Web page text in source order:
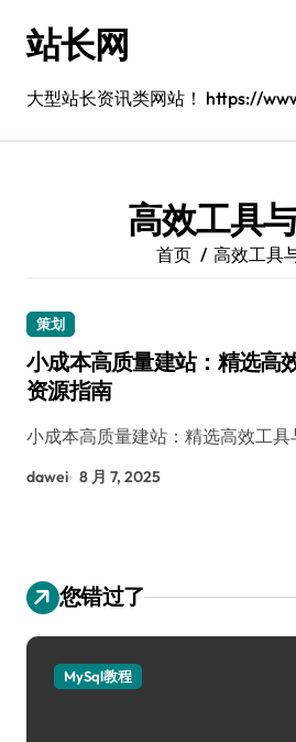
站长网
大型站长资讯类网站！ https://
高效工具
首页 高效工具
策划
小成本高质量建站：精选高
资源指南
小成本高质量建站：精选高效工
dawei 8 月 7, 2025
您错过了
MySql教程